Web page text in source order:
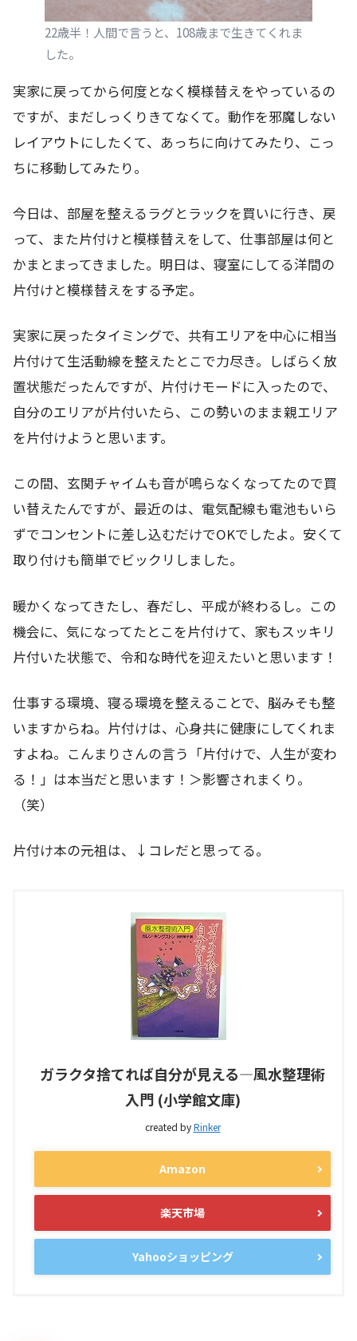
22歳半！人間で言うと、108歳まで生きてくれま
した。
実家に戻ってから何度となく模様替えをやっているの
ですが、まだしっくりきてなくて。動作を邪魔しない
レイアウトにしたくて、あっちに向けてみたり、こっ
ちに移動してみたり。
今日は、部屋を整えるラグとラックを買いに行き、戻
って、また片付けと模様替えをして、仕事部屋は何と
かまとまってきました。明日は、寝室にしてる洋間の
片付けと模様替えをする予定。
実家に戻ったタイミングで、共有エリアを中心に相当
片付けて生活動線を整えたとこで力尽き。しばらく放
置状態だったんですが、片付けモードに入ったので、
自分のエリアが片付いたら、この勢いのまま親エリア
を片付けようと思います。
この間、玄関チャイムも音が鳴らなくなってたので買
い替えたんですが、最近のは、電気配線も電池もいら
ずでコンセントに差し込むだけでOKでしたよ。安くて
取り付けも簡単でビックリしました。
暖かくなってきたし、春だし、平成が終わるし。この
機会に、気になってたとこを片付けて、家もスッキリ
片付いた状態で、令和な時代を迎えたいと思います！
仕事する環境、寝る環境を整えることで、脳みそも整
いますからね。片付けは、心身共に健康にしてくれま
すよね。こんまりさんの言う「片付けで、人生が変わ
る！」は本当だと思います！＞影響されまくり。
（笑）
片付け本の元祖は、↓コレだと思ってる。
ガラクタ捨てれば自分が見える―風水整理術
入門 (小学館文庫)
created byRinker
Amazon
楽天市場
Yahooショッピング